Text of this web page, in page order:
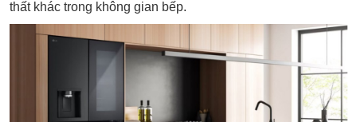
thất khác trong không gian bếp.